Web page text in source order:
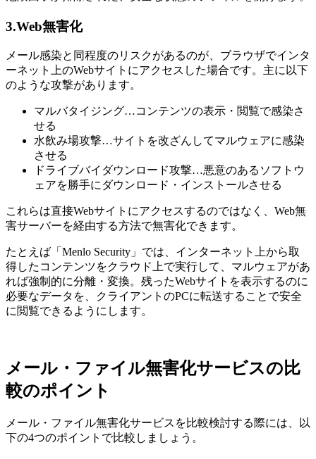
3.Web無害化
メール感染と同程度のリスクがあるのが、ブラウザでインタ
ーネット上のWebサイトにアクセスした場合です。主に以下
のような攻撃があります。
マルバタイジング…コンテンツの表示・閲覧で感染さ
せる
水飲み場攻撃…サイトを改ざんしてマルウェアに感染
させる
ドライブバイダウンロード攻撃…悪意のあるソフトウ
ェアを勝手にダウンロード・インストールさせる
これらは直接Webサイトにアクセスするのではなく、Web無
害サーバーを経由する方法で無害化できます。
たとえば「Menlo Security」では、インターネット上から取
得したコンテンツをクラウド上で実行して、マルウェアがあ
れば強制的に分離・変換。残ったWebサイトを表示するのに
必要なデータを、クライアントのPCに転送することで安全
に閲覧できるようにします。
メール・ファイル無害化サービスの比
較のポイント
メール・ファイル無害化サービスを比較検討する際には、以
下の4つのポイントで比較しましょう。